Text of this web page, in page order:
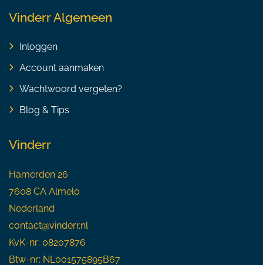
Vinderr Algemeen
Inloggen
Account aanmaken
Wachtwoord vergeten?
Blog & Tips
Vinderr
Hamerden 26
7608 CA Almelo
Nederland
contact@vinderr.nl
KvK-nr: 08207876
Btw-nr: NL001575895B67